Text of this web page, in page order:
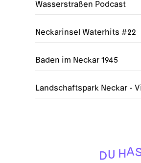
Wasserstraßen Podcast
Neckarinsel Waterhits #22
Baden im Neckar 1945
Landschaftspark Neckar -
DU H A